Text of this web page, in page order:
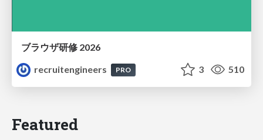
ブラウザ研修 2026
recruitengineers
PRO 3 510
Featured